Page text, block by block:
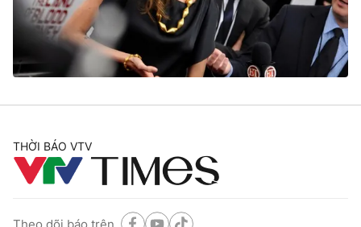
Theo dõi báo trên
Cơ quan chủ quản:Đài Truyền hình Việt Nam
Tổng Biên tập:Vũ Thanh Thủy
Phó Tổng Biên tập:
Nguyễn Thị Mỹ Hạnh, Phạm Quốc Thắng,
Tổng đài VTV: 024.38 355 931 - 024.38 355 932
THỜI BÁO VTV
Theo dõi báo trên